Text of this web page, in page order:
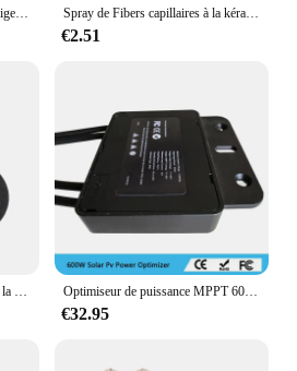
Optimiseur photovoltaïque intelligent 600w pour augmenter la capacité de production d'une expédition de foudre photovoltaïque par lots Spray de Fibers capillaires à la kératine authentiques, 27.5g, poudre colorée, perte de cheveux, optimiseur de ligne de cheveux, croissance Dense des cheveux, noir et marron
€2.51
KerBrian-Poudre coiffante pour la croissance des cheveux, fibre naturelle unisexe, pack de fibres chauves, optimiseur de la ligne des cheveux, croissance dense Optimiseur de puissance MPPT 600W optimiseur de puissance module intégré niveau fonction PV nouvel optimiseur solaire 600W optimiseur
€32.95